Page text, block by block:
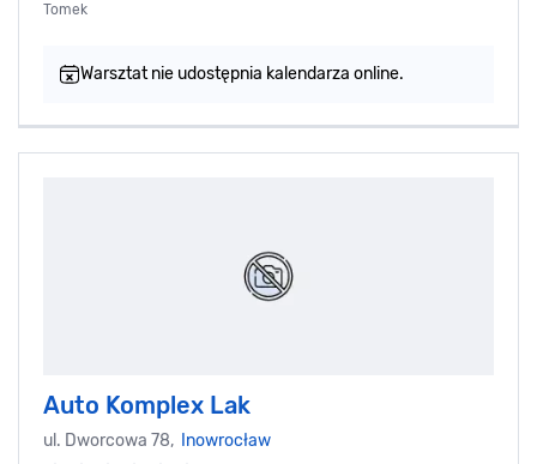
Tomek
Warsztat nie udostępnia kalendarza online.
Auto Komplex Lak
ul. Dworcowa 78,
Inowrocław